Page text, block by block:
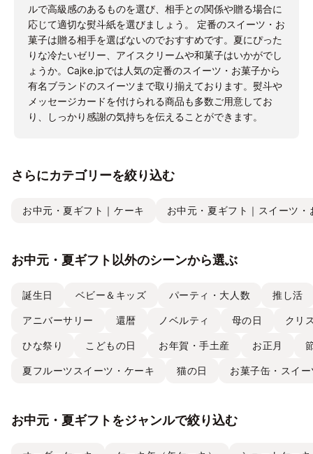
ルで高級感のあるものを選び、相手との関係や贈る場合に
応じて適切な熨斗紙を選びましょう。 定番のスイーツ・お
菓子は贈る相手を選ばないのでおすすめです。夏にぴった
りな冷たいゼリー、アイスクリームや和菓子はいかがでし
ょうか。Cajke.jpでは人気の定番のスイーツ・お菓子から
有名ブランドのスイーツまで取り揃えております。熨斗や
メッセージカードを付けられる商品も多数ご用意してお
り、しっかり感謝の気持ちを伝えることができます。
さらにカテゴリーを絞り込む
お中元・夏ギフト｜ケーキ お中元・夏ギフト｜スイーツ・
お中元・夏ギフト以外のシーンから選ぶ
誕生日 ベビー＆キッズ パーティ・大人数 推し活
アニバーサリー 還暦 ノベルティ 母の日 クリ
ひな祭り こどもの日 お年賀・手土産 お正月
夏フルーツスイーツ・ケーキ 猫の日 お菓子缶・スイ
お中元・夏ギフトをジャンルで絞り込む